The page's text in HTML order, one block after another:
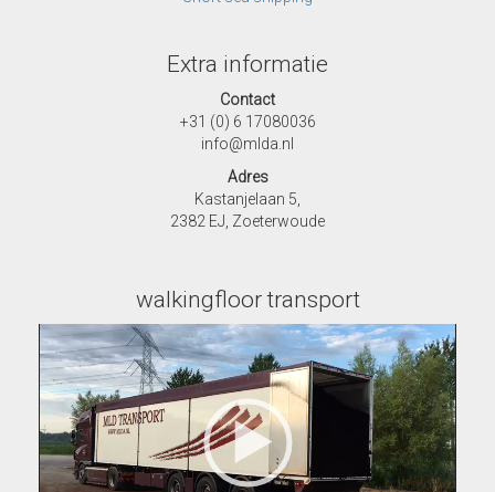
Extra informatie
Contact
+31 (0) 6 17080036
info@mlda.nl
Adres
Kastanjelaan 5,
2382 EJ, Zoeterwoude
walkingfloor transport
Videospeler